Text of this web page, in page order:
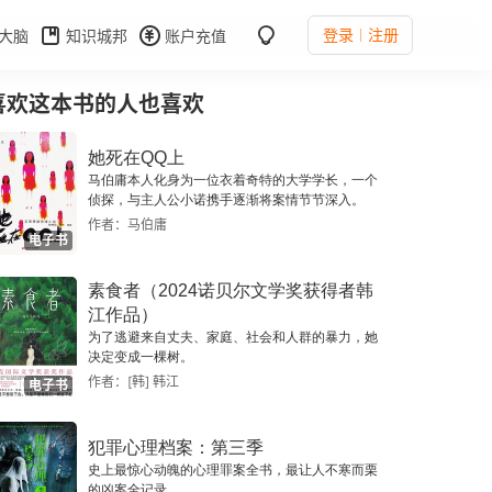
脑 知识城邦 账户充值 登录 注册
欢这本书的人也喜欢
电子书
她死在QQ上
马伯庸本人化身为一位衣着奇特的大学学长，一个
侦探，与主人公小诺携手逐渐将案情节节深入。
作者：马伯庸
电子书
素食者（2024诺贝尔文学奖获得者韩
江作品）
为了逃避来自丈夫、家庭、社会和人群的暴力，她
决定变成一棵树。
作者：[韩] 韩江
犯罪心理档案：第三季
史上最惊心动魄的心理罪案全书，最让人不寒而栗